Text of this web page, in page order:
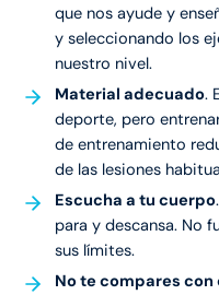
que nos ayude y
y seleccionando los
nuestro nivel.
Material adecuado.
deporte, pero
de entrenamiento
de las lesiones
Escucha a tu cuerpo
para y descansa. No
sus límites.
No te compares con